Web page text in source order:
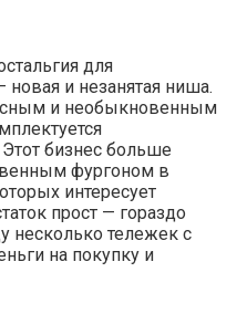
для
и незанятая ниша.
и необыкновенным
бизнес больше
фургоном в
интересует
прост — гораздо
несколько тележек с
на покупку и